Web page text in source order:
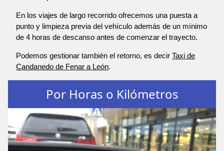
En los viajes de largo recorrido ofrecemos una puesta a
punto y limpieza previa del vehículo además de un mínimo
de 4 horas de descanso antes de comenzar el trayecto.
Podemos gestionar también el retorno, es decir Taxi de
Candanedo de Fenar a León.
Por Horas o Kilómetros